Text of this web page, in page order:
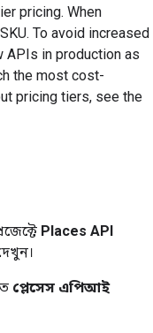
pricing. When
To avoid increased
APIs in production as
the most cost-
pricing tiers, see the
Places API
প্লেসেস এপিআই